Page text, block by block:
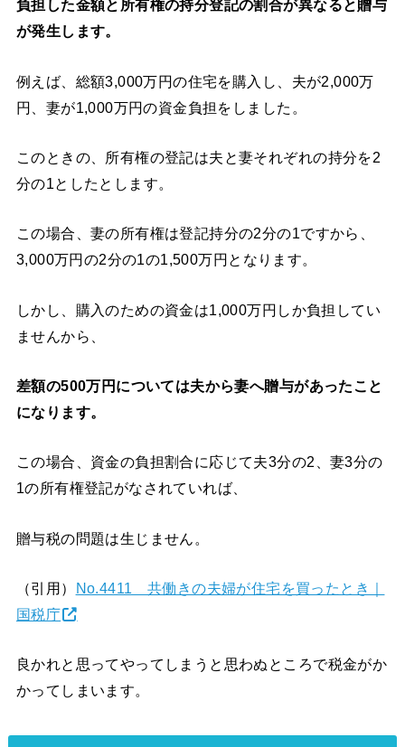
負担した金額と所有権の持分登記の割合が異なると贈与
が発生します。
例えば、総額3,000万円の住宅を購入し、夫が2,000万
円、妻が1,000万円の資金負担をしました。
このときの、所有権の登記は夫と妻それぞれの持分を2
分の1としたとします。
この場合、妻の所有権は登記持分の2分の1ですから、
3,000万円の2分の1の1,500万円となります。
しかし、購入のための資金は1,000万円しか負担してい
ませんから、
差額の500万円については夫から妻へ贈与があったこと
になります。
この場合、資金の負担割合に応じて夫3分の2、妻3分の
1の所有権登記がなされていれば、
贈与税の問題は生じません。
（引用） No.4411 共働きの夫婦が住宅を買ったとき｜
国税庁
良かれと思ってやってしまうと思わぬところで税金がか
かってしまいます。